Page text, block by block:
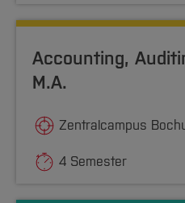
Arbeiten im FB G
Team
Service
Fachgruppen
Forschung und
International
BO Shop
Vertretungen
Wahlen
International Office
qed-Stiftung
Zentrale
Accounting,
M.A.
Zentralcampus
4 Semester